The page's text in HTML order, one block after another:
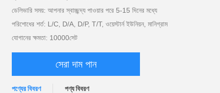
ডেলিভারি সময়: আপনার স্বাচ্ছন্দ্য পাওয়ার পরে 5-15 দিনের মধ্যে
পরিশোধের শর্ত: L/C, D/A, D/P, T/T, ওয়েস্টার্ন ইউনিয়ন, মানিগ্রাম
যোগানের ক্ষমতা: 10000সেট
সেরা দাম পান
পণ্যের বিবরণ পণ্য বিবরণ